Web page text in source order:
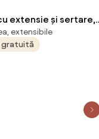
extensie și sertare,
textil
extensibile
gratuită